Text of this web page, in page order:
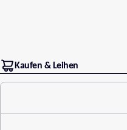
Kaufen & Leihen